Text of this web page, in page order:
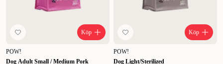
Köp
POW!
Dog Adult Small / Medium Pork
Köp
POW!
Dog Light/Sterilized